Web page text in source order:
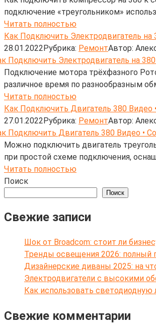
подключение «треугольником»
Читать полностью
Как Подключить Электродвигатель на
28.01.2022Рубрика: РемонтАвтор:
Подключение мотора трёхфазного
различное время по разнообразным
Читать полностью
Как Подключить Двигатель 380 Видео
27.01.2022Рубрика: РемонтАвтор:
Можно подключить двигатель
при простой схеме подключения,
Читать полностью
Поиск
Поиск
Свежие записи
Шок от Broadcom: стоит ли
Тренды освещения 2026:
Дизайнерские диваны 2025: на
Электродвигатели с высокими
Как использовать светодиодную
Свежие комментарии